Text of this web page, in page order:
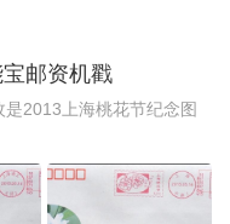
宝邮资机戳
2013上海桃花节纪念图